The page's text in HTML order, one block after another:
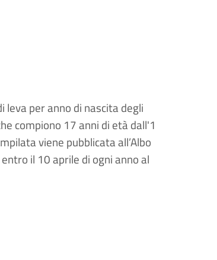
leva per anno di nascita degli
compiono 17 anni di età dall'1
viene pubblicata all’Albo
il 10 aprile di ogni anno al